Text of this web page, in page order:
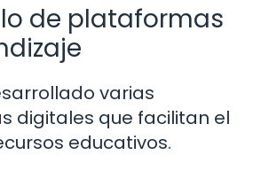
de plataformas
varias
digitales que facilitan el
educativos.